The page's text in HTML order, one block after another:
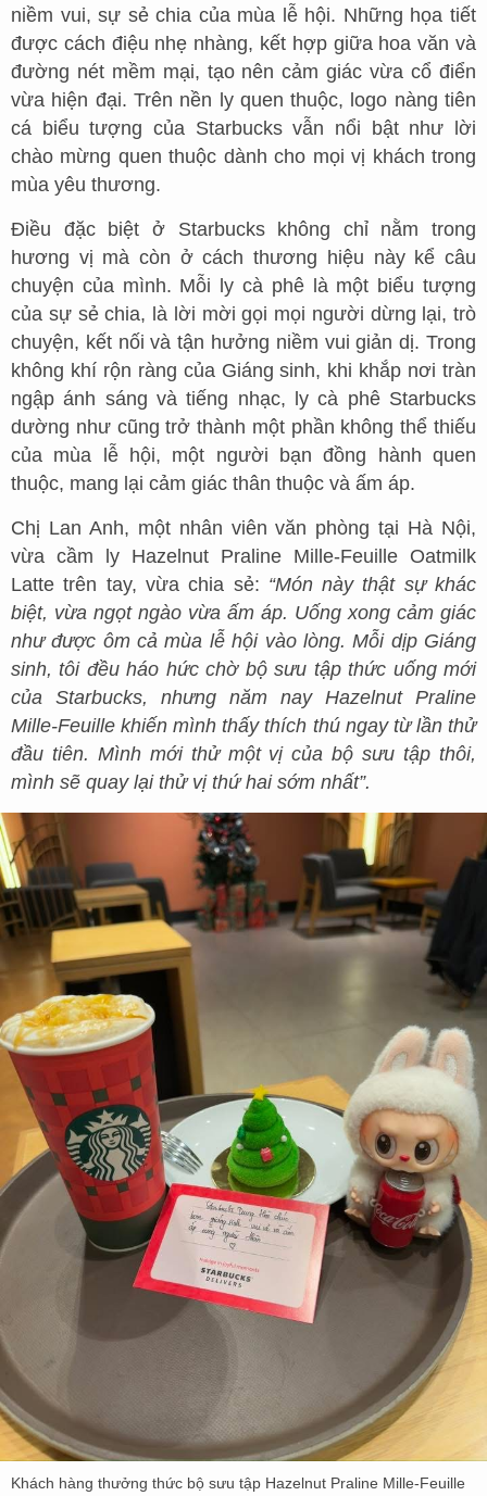
niềm vui, sự sẻ chia của mùa lễ hội. Những họa tiết
được cách điệu nhẹ nhàng, kết hợp giữa hoa văn và
đường nét mềm mại, tạo nên cảm giác vừa cổ điển
vừa hiện đại. Trên nền ly quen thuộc, logo nàng tiên
cá biểu tượng của Starbucks vẫn nổi bật như lời
chào mừng quen thuộc dành cho mọi vị khách trong
mùa yêu thương.
Điều đặc biệt ở Starbucks không chỉ nằm trong
hương vị mà còn ở cách thương hiệu này kể câu
chuyện của mình. Mỗi ly cà phê là một biểu tượng
của sự sẻ chia, là lời mời gọi mọi người dừng lại, trò
chuyện, kết nối và tận hưởng niềm vui giản dị. Trong
không khí rộn ràng của Giáng sinh, khi khắp nơi tràn
ngập ánh sáng và tiếng nhạc, ly cà phê Starbucks
dường như cũng trở thành một phần không thể thiếu
của mùa lễ hội, một người bạn đồng hành quen
thuộc, mang lại cảm giác thân thuộc và ấm áp.
Chị Lan Anh, một nhân viên văn phòng tại Hà Nội,
vừa cầm ly Hazelnut Praline Mille-Feuille Oatmilk
Latte trên tay, vừa chia sẻ: “Món này thật sự khác
biệt, vừa ngọt ngào vừa ấm áp. Uống xong cảm giác
như được ôm cả mùa lễ hội vào lòng. Mỗi dịp Giáng
sinh, tôi đều háo hức chờ bộ sưu tập thức uống mới
của Starbucks, nhưng năm nay Hazelnut Praline
Mille-Feuille khiến mình thấy thích thú ngay từ lần thử
đầu tiên. Mình mới thử một vị của bộ sưu tập thôi,
mình sẽ quay lại thử vị thứ hai sớm nhất”.
Khách hàng thưởng thức bộ sưu tập Hazelnut Praline Mille-Feuille